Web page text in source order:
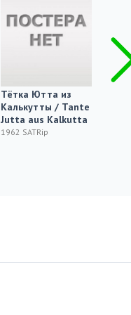
Тётка Ютта из
Калькутты / Tante
Jutta aus Kalkutta
1962 SATRip